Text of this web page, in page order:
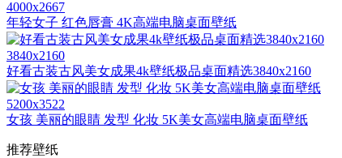
4000x2667
年轻女子 红色唇膏 4K高端电脑桌面壁纸
3840x2160
好看古装古风美女成果4k壁纸极品桌面精选3840x2160
5200x3522
女孩 美丽的眼睛 发型 化妆 5K美女高端电脑桌面壁纸
推荐壁纸